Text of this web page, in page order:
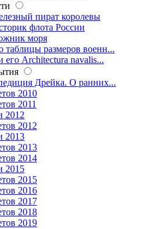
пират королевы
флота России
моря
таблицы размеров военн...
Architectura navalis...
Дрейка. О ранних...
2010
2011
2012
2012
2013
2013
2014
2015
2015
2016
2017
2018
2019